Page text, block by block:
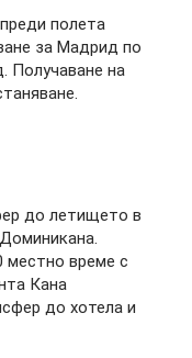
полета
за Мадрид по
Получаване на
до летището в
местно време с
Кана
до хотела и